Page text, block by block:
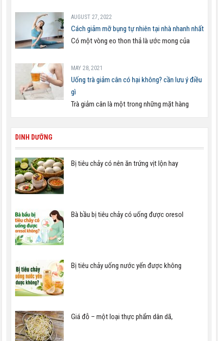
AUGUST 27, 2022
Cách giảm mỡ bụng tự nhiên tại nhà nhanh nhất
Có một vòng eo thon thả là ước mong của
MAY 28, 2021
Uống trà giảm cân có hại không? cần lưu ý điều
gì
Trà giảm cân là một trong những mặt hàng
DINH DƯỠNG
Bị tiêu chảy có nên ăn trứng vịt lộn hay
Bà bầu bị tiêu chảy có uống được oresol
Bị tiêu chảy uống nước yến được không
Giá đỗ – một loại thực phẩm dân dã,